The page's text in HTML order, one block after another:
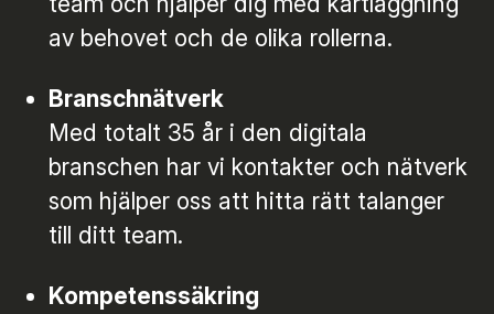
av behovet och de olika rollerna.
Branschnätverk
Med totalt 35 år i den digitala
branschen har vi kontakter och nätverk
som hjälper oss att hitta rätt talanger
till ditt team.
Kompetenssäkring